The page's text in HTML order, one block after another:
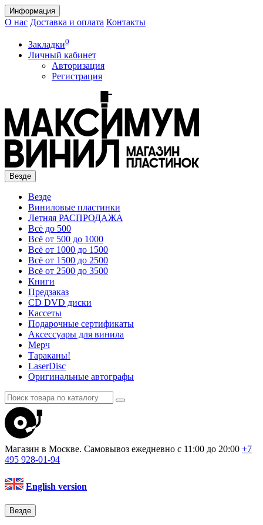
Информация
О нас Доставка и оплата Контакты
Закладки0
Личный кабинет
Авторизация
Регистрация
Везде
Везде
Виниловые пластинки
Летняя РАСПРОДАЖА
Всё до 500
Всё от 500 до 1000
Всё от 1000 до 1500
Всё от 1500 до 2500
Всё от 2500 до 3500
Книги
Предзаказ
CD DVD диски
Кассеты
Подарочные сертификаты
Аксессуары для винила
Мерч
Тараканы!
LaserDisc
Оригинальные автографы
Магазин в Москве. Самовывоз ежедневно с 11:00 до 20:00 +7
495 928-01-94
English version
Везде